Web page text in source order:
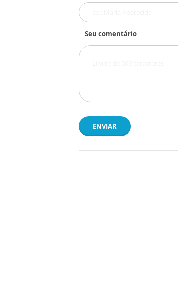
Seu comentário
ENVIAR